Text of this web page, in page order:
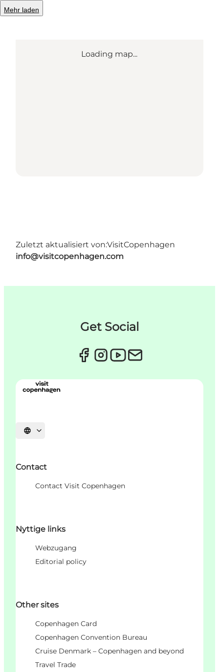
Mehr laden
Loading map...
Zuletzt aktualisiert von:VisitCopenhagen
info@visitcopenhagen.com
Get Social
Sprache auswählen
Contact
Contact Visit Copenhagen
Nyttige links
Webzugang
Editorial policy
Other sites
Copenhagen Card
Copenhagen Convention Bureau
Cruise Denmark – Copenhagen and beyond
Travel Trade